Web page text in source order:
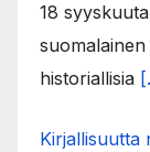
18
historiallisia
Kirjallisuutta